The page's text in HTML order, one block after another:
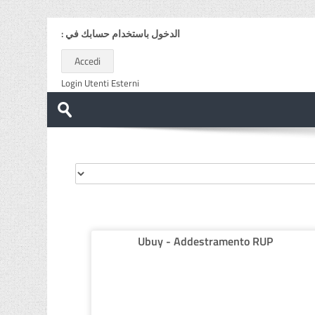
الدخول باستخدام حسابك في :
Accedi
Login Utenti Esterni
المقررات
تسليم
Ubuy - Addestramento RUP